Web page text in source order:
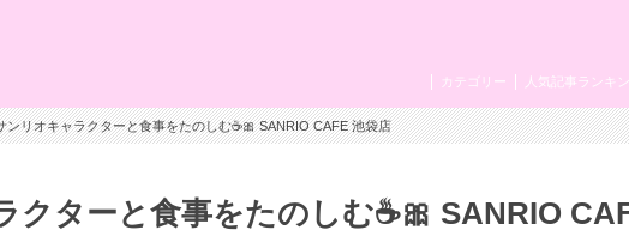
人気記事ランキ
カテゴリー
ンリオキャラクターと食事をたのしむ☕🎀 SANRIO CAFE 池袋店
クターと食事をたのしむ☕🎀 SANRIO